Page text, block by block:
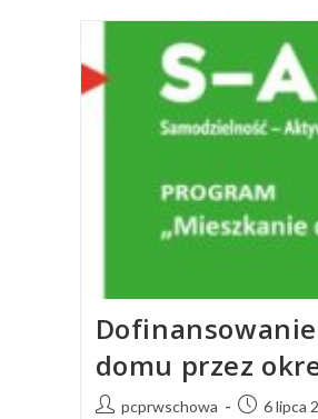
domu przez
pcprwschowa 6 lipca